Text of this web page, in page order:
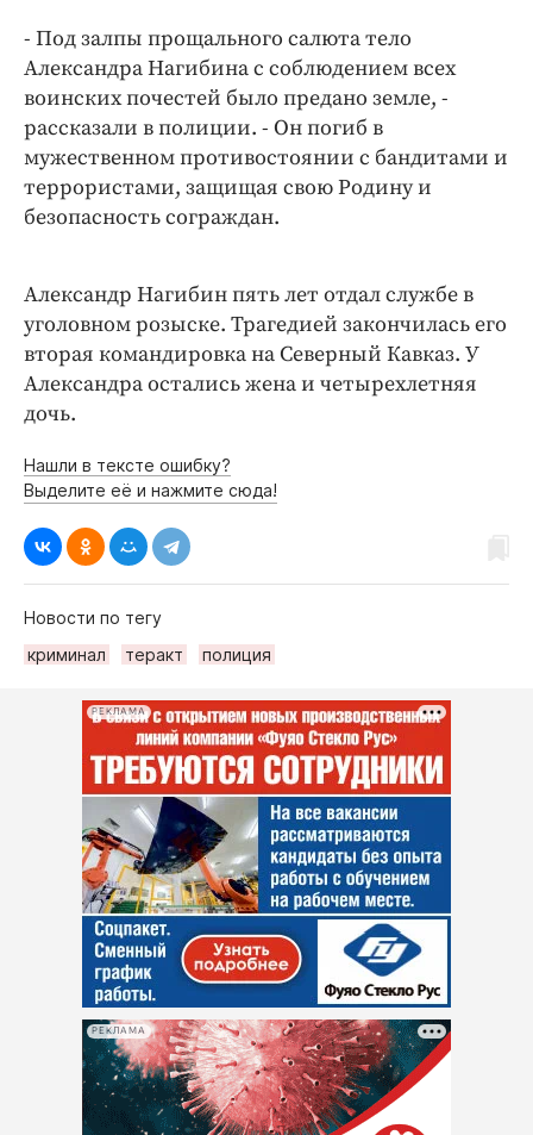
- Под залпы прощального салюта тело
Александра Нагибина с соблюдением всех
воинских почестей было предано земле, -
рассказали в полиции. - Он погиб в
мужественном противостоянии с бандитами и
террористами, защищая свою Родину и
безопасность сограждан.
Александр Нагибин пять лет отдал службе в
уголовном розыске. Трагедией закончилась его
вторая командировка на Северный Кавказ. У
Александра остались жена и четырехлетняя
дочь.
Нашли в тексте ошибку?
Выделите её и нажмите сюда!
Новости по тегу
криминал
теракт полиция
РЕКЛАМА
РЕКЛАМА